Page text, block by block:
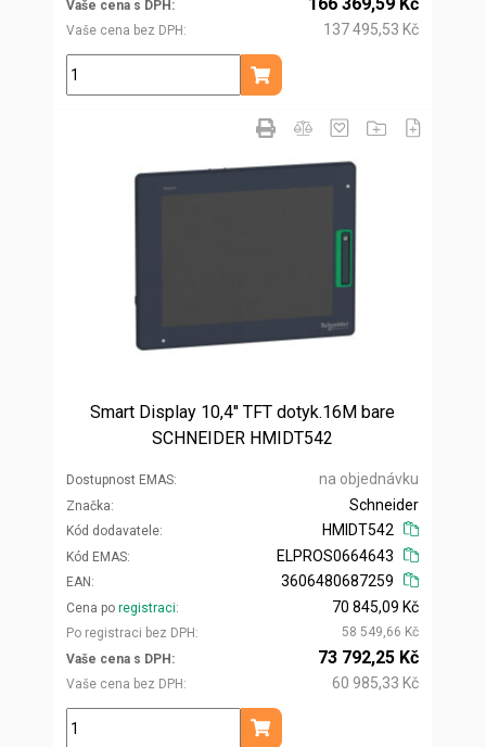
Vaše cena s DPH
Vaše cena bez DPH
137 495,53 Kč
ks
Přidat do košíku
Smart Display 10,4'' TFT dotyk.16M bare
SCHNEIDER HMIDT542
Dostupnost EMAS na objednávku
Značka
Kód dodavatele
Schneider
HMIDT542
Kód EMAS
EAN
ELPROS0664643
3606480687259
Cena po registraci
Po registraci bez DPH
70 845,09 Kč
58 549,66 Kč
Vaše cena s DPH
Vaše cena bez DPH
73 792,25 Kč
60 985,33 Kč
ks
Přidat do košíku